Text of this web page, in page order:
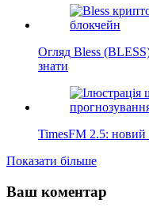
Огляд Bless
знати
TimesFM 2.5: новий
Показати більше
Ваш коментар